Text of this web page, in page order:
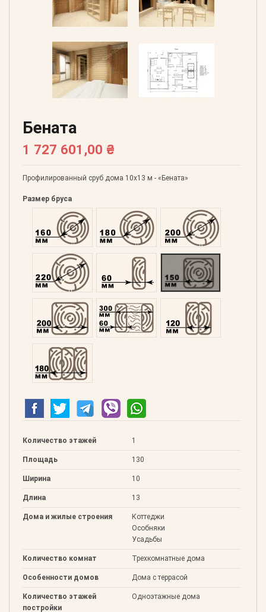
Бената
1 727 601,00 ₴
Профилированный сруб дома 10х13 м - «Бената»
Размер бруса
Оцилиндрованний 160Оцилиндрованний 180Оцилиндрованний
Оцилиндрованний 220Профилированний 60Профилированний
Профилированний 200Двойной 300 Клееный 120
Клееный 180
Количество этажей 1
Площадь 130
Ширина 10
Длина 13
Дома и жилые строения
Коттеджи
Особняки
Усадьбы
Количество комнат Трехкомнатные дома
Особенности домов Дома с террасой
Количество этажей
постройки
Одноэтажные дома